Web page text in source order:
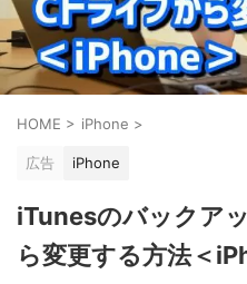
HOME > iPhone >
広告 iPhone
iTunesのバックア
ら変更する方法＜